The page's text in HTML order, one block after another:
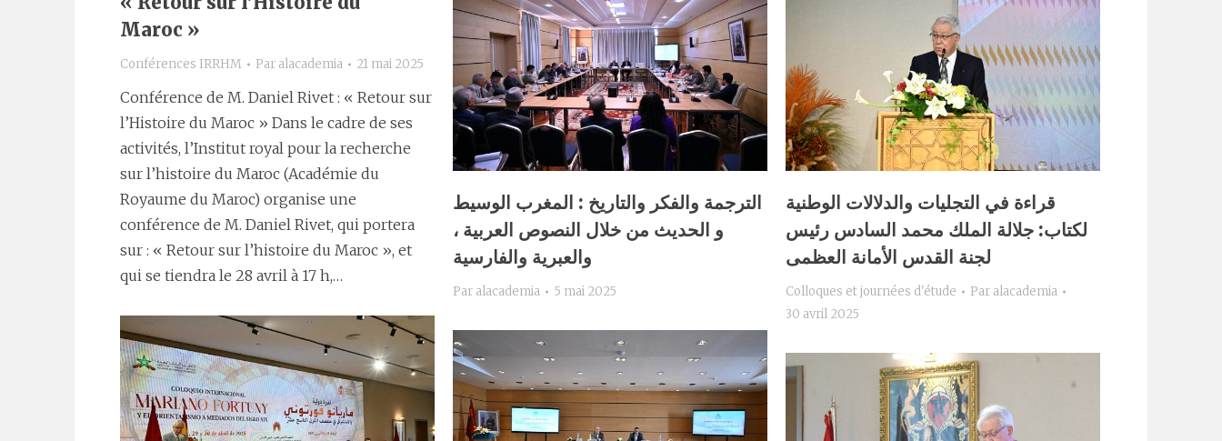
Maroc »
Conférences IRRHM Par alacademia 21 mai 2025
Conférence de M. Daniel Rivet : « Retour sur
l’Histoire du Maroc » Dans le cadre de ses
activités, l’Institut royal pour la recherche
sur l’histoire du Maroc (Académie du
Royaume du Maroc) organise une
conférence de M. Daniel Rivet, qui portera
sur : « Retour sur l’histoire du Maroc », et
qui se tiendra le 28 avril à 17 h,…
الترجمة والفكر والتاريخ : المغرب الوسيط
و الحديث من خلال النصوص العربية ،
والعبرية والفارسية
Par alacademia 5 mai 2025
قراءة في التجليات والدلالات الوطنية
لكتاب: جلالة الملك محمد السادس رئيس
لجنة القدس الأمانة العظمى
Colloques et journées d'étude Par alacademia
30 avril 2025